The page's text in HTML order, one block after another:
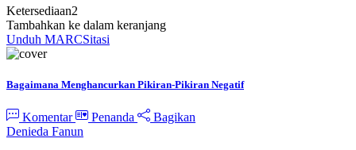
Ketersediaan2
Tambahkan ke dalam keranjang
Unduh MARCSitasi
Bagaimana Menghancurkan Pikiran-Pikiran Negatif
Komentar Penanda
Bagikan
Denieda Fanun